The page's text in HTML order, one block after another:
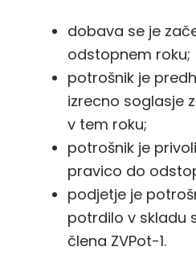
dobava se je
odstopnem roku;
potrošnik je
izrecno soglasje
v tem roku;
potrošnik je
pravico do
podjetje je
potrdilo v skladu
člena ZVPot-1.